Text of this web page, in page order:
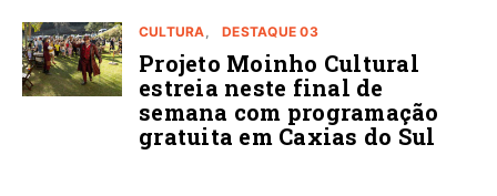
CULTURA DESTAQUE 03
Projeto Moinho Cultural
estreia neste final de
semana com programação
gratuita em Caxias do Sul